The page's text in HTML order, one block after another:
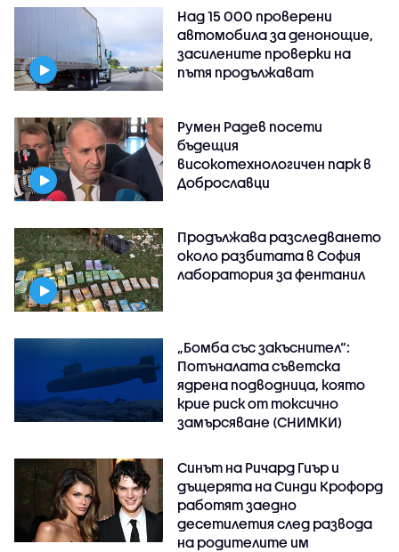
Над 15 000 проверени
автомобила за денонощие,
засилените проверки на
пътя продължават
Румен Радев посети
бъдещия
високотехнологичен парк в
Доброславци
Продължава разследването
около разбитата в София
лаборатория за фентанил
„Бомба със закъснител“:
Потъналата съветска
ядрена подводница, която
крие риск от токсично
замърсяване (СНИМКИ)
Синът на Ричард Гиър и
дъщерята на Синди Крофорд
работят заедно
десетилетия след развода
на родителите им